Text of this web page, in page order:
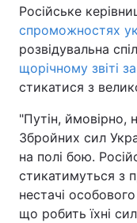
Україна
Економіка
Техно і зв'язок
Зброя
Російське
спроможностях
розвідувальна
щорічному звіті
стикатися з
"Путін, ймовірно,
Збройних сил
на полі бою.
стикатимуться з
нестачі
що робить їхні